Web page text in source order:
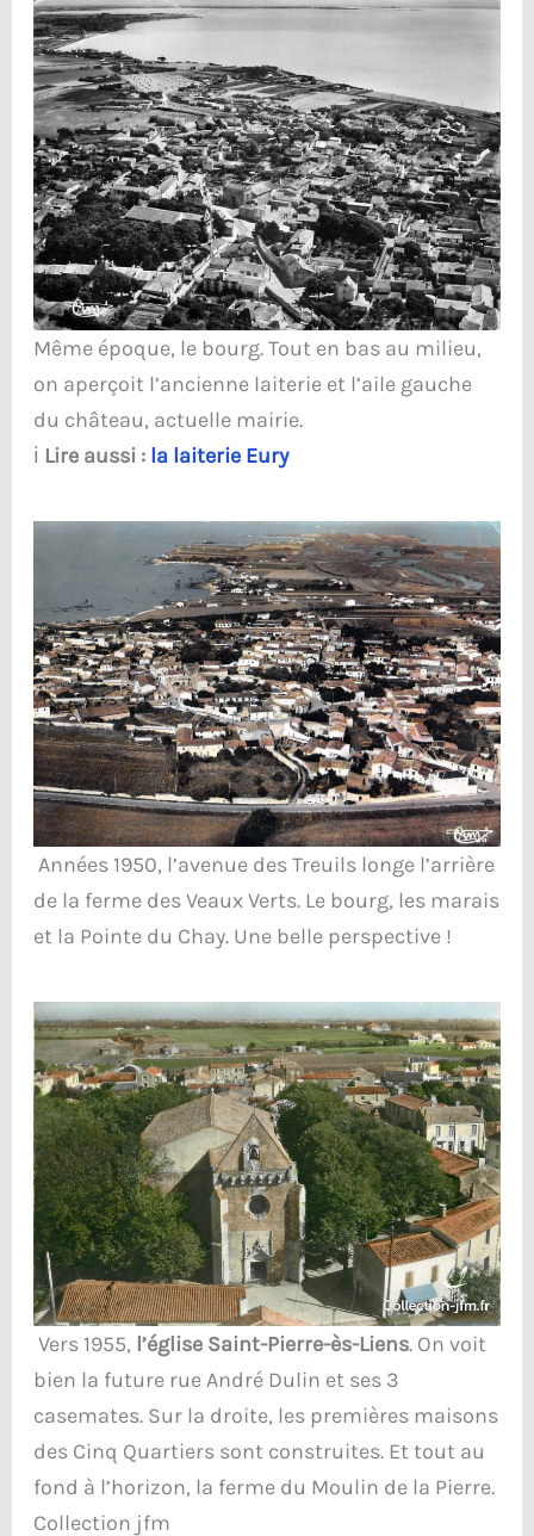
Même époque, le bourg. Tout en bas au milieu,
on aperçoit l’ancienne laiterie et l’aile gauche
du château, actuelle mairie.
ℹ️ Lire aussi : la laiterie Eury
Années 1950, l’avenue des Treuils longe l’arrière
de la ferme des Veaux Verts. Le bourg, les marais
et la Pointe du Chay. Une belle perspective !
Vers 1955, l’église Saint-Pierre-ès-Liens. On voit
bien la future rue André Dulin et ses 3
casemates. Sur la droite, les premières maisons
des Cinq Quartiers sont construites. Et tout au
fond à l’horizon, la ferme du Moulin de la Pierre.
Collection jfm